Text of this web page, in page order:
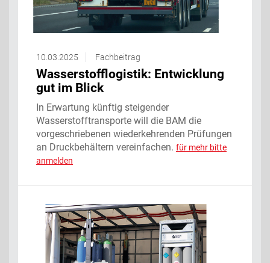
10.03.2025 Fachbeitrag
Wasserstofflogistik: Entwicklung
gut im Blick
In Erwartung künftig steigender
Wasserstofftransporte will die BAM die
vorgeschriebenen wiederkehrenden Prüfungen
an Druckbehältern vereinfachen. für mehr bitte
anmelden